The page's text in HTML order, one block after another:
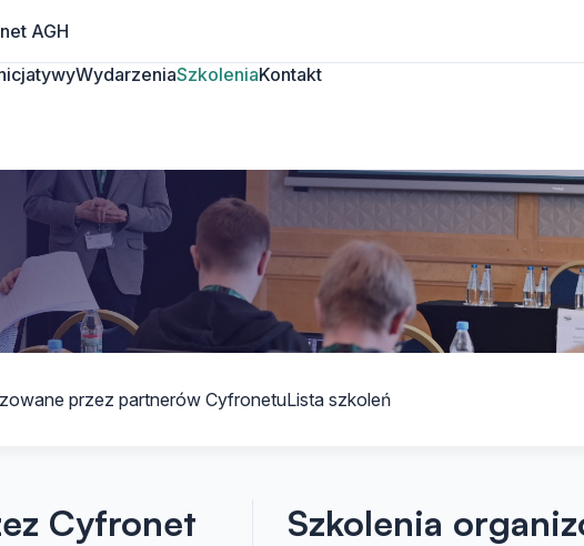
AGH
WydarzeniaSzkoleniaKontakt
przez partnerów CyfronetuLista szkoleń
Cyfronet
Szkolenia